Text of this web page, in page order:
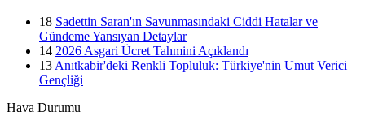
18 Sadettin Saran'ın Savunmasındaki Ciddi Hatalar ve
Gündeme Yansıyan Detaylar
14 2026 Asgari Ücret Tahmini Açıklandı
13 Anıtkabir'deki Renkli Topluluk: Türkiye'nin Umut Verici
Gençliği
Hava Durumu